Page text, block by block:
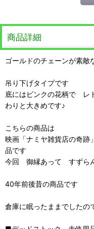
商品詳細
ゴールドのチェーンが素敵
吊り下げタイプです
底にはピンクの花柄で レ
わりと大きめです♪
こちらの商品は
映画「ナミヤ雑貨店の奇
品です
今回 御縁あって すずら
40年前後昔の商品です
倉庫に眠ったままでした